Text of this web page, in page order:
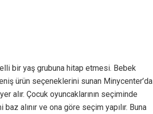
bir yaş grubuna hitap etmesi. Bebek
ürün seçeneklerini sunan Minycenter’da
alır. Çocuk oyuncaklarının seçiminde
alınır ve ona göre seçim yapılır. Buna